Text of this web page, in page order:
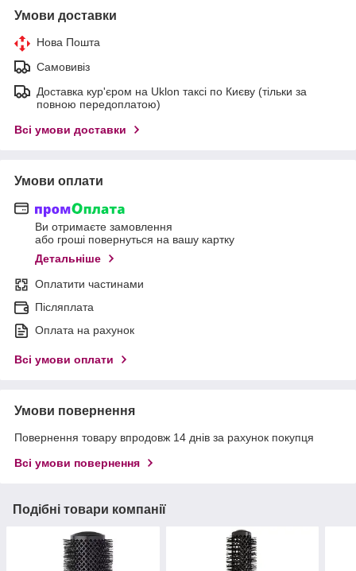
Умови доставки
Нова Пошта
Самовивіз
Доставка кур'єром на Uklon таксі по Києву (тільки за
повною передоплатою)
Всі умови доставки
Умови оплати
Ви отримаєте замовлення
або гроші повернуться на вашу картку
Детальніше
Оплатити частинами
Післяплата
Оплата на рахунок
Всі умови оплати
Умови повернення
Повернення товару впродовж 14 днів за рахунок покупця
Всі умови повернення
Подібні товари компанії